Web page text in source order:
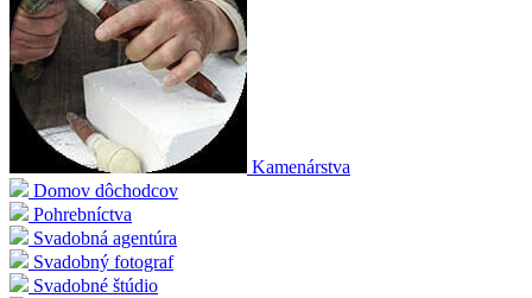
Kamenárstva
Domov dôchodcov
Pohrebníctva
Svadobná agentúra
Svadobný fotograf
Svadobné štúdio